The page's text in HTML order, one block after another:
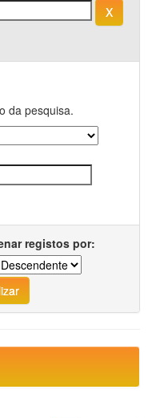
da pesquisa.
registos por: